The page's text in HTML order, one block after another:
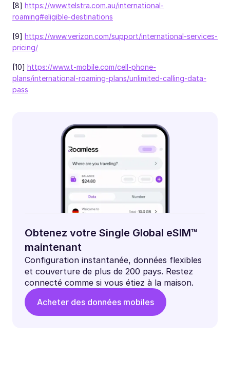
[8] https://www.telstra.com.au/international-
roaming#eligible-destinations
[9] https://www.verizon.com/support/international-services-
pricing/
[10] https://www.t-mobile.com/cell-phone-
plans/international-roaming-plans/unlimited-calling-data-
pass
Obtenez votre Single Global eSIM™
maintenant
Configuration instantanée, données flexibles
et couverture de plus de 200 pays. Restez
connecté comme si vous étiez à la maison.
Acheter des données mobiles